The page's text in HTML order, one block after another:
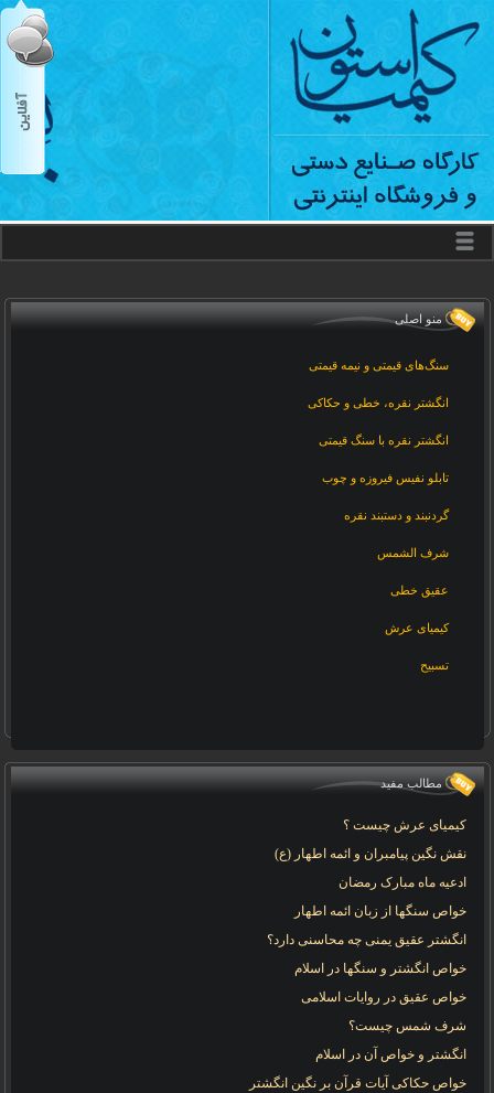
منو اصلی
سنگ‌های قیمتی و نیمه قیمتی
انگشتر نقره، خطی و حکاکی
انگشتر نقره با سنگ قیمتی
تابلو نفیس فیروزه و چوب
گردنبند و دستبند نقره
شرف الشمس
عقیق خطی
کیمیای عرش
تسبیح
مطالب مفید
کیمیای عرش چیست ؟
نقش نگین پیامبران و ائمه اطهار (ع)
ادعیه ماه مبارک رمضان
خواص سنگها از زبان ائمه اطهار
انگشتر عقیق یمنی چه محاسنی دارد؟
خواص انگشتر و سنگها در اسلام
خواص عقیق در روایات اسلامی
شرف شمس چیست؟
انگشتر و خواص آن در اسلام
خواص حکاکی آیات قرآن بر نگین انگشتر